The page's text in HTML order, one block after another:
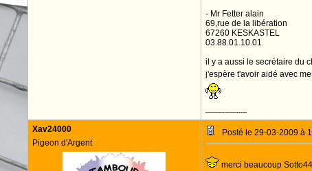
- Mr Fetter alain
69,rue de la libération
67260 KESKASTEL
03.88.01.10.01
il y a aussi le secrétaire du
j'espère t'avoir aidé avec
--------------------
Xav24000
Pigeon d'Argent
Posté le 29-03-2009 à
merci beaucoup Sotto44